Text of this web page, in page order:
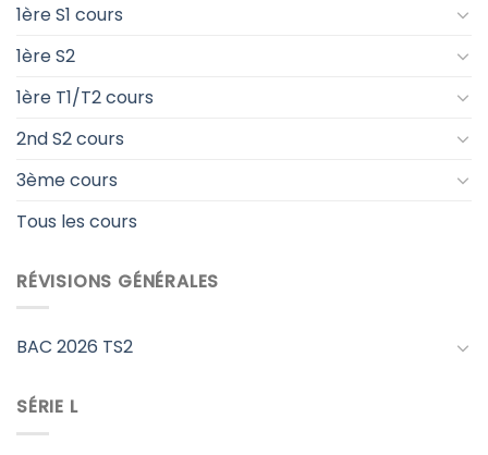
1ère S1 cours
1ère S2
1ère T1/T2 cours
2nd S2 cours
3ème cours
Tous les cours
RÉVISIONS GÉNÉRALES
BAC 2026 TS2
SÉRIE L